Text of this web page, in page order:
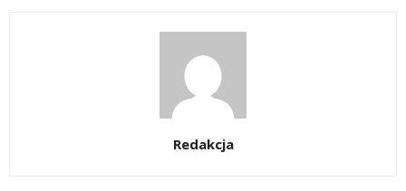
Redakcja